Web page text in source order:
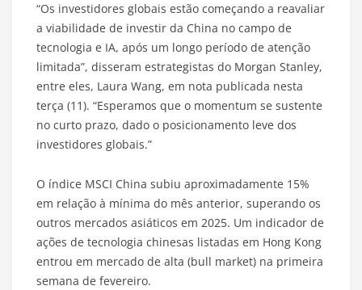
“Os investidores globais estão começando a reavaliar
a viabilidade de investir da China no campo de
tecnologia e IA, após um longo período de atenção
limitada”, disseram estrategistas do Morgan Stanley,
entre eles, Laura Wang, em nota publicada nesta
terça (11). “Esperamos que o momentum se sustente
no curto prazo, dado o posicionamento leve dos
investidores globais.”
O índice MSCI China subiu aproximadamente 15%
em relação à mínima do mês anterior, superando os
outros mercados asiáticos em 2025. Um indicador de
ações de tecnologia chinesas listadas em Hong Kong
entrou em mercado de alta (bull market) na primeira
semana de fevereiro.